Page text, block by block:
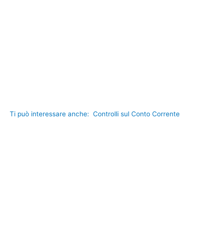
Ti può interessare anche: Controlli sul Conto Corrente